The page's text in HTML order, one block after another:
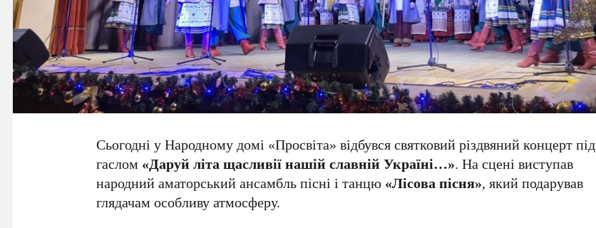
Сьогодні у Народному домі «Просвіта» відбувся святковий різдвяний концерт під
гаслом «Даруй літа щасливії нашій славній Україні…». На сцені виступав
народний аматорський ансамбль пісні і танцю «Лісова пісня», який подарував
глядачам особливу атмосферу.